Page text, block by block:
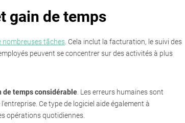
gain de temps
nombreuses tâches . Cela inclut la facturation, le suivi des
peuvent se concentrer sur des activités à plus
de temps considérable . Les erreurs humaines sont
l’entreprise. Ce type de logiciel aide également à
opérations quotidiennes.